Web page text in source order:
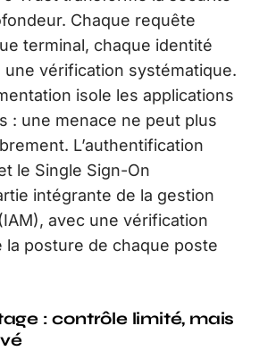
Chaque requête
terminal, chaque identité
une vérification systématique.
isole les applications
: une menace ne peut plus
L’authentification
le Single Sign-On
intégrante de la gestion
avec une vérification
la posture de chaque poste
: contrôle limité, mais